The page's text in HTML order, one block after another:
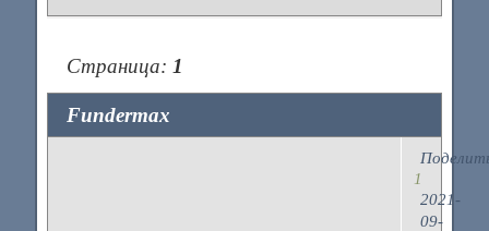
Fundermax
Страница:1
1
2021-
09-